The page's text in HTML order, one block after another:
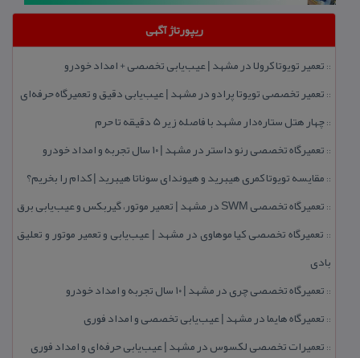
ریپورتاژ آگهی
:: تعمیر تویوتا كرولا در مشهد | عیب‌یابی تخصصی + امداد خودرو
:: تعمیر تخصصی تویوتا پرادو در مشهد | عیب‌یابی دقیق و تعمیرگاه حرفه‌ای
::چهار هتل‌ ستاره‌دار مشهد با فاصله زیر 5 دقیقه تا حرم
:: تعمیرگاه تخصصی رنو داستر در مشهد | ۱۰ سال تجربه و امداد خودرو
:: مقایسه تویوتا كمری هیبرید و هیوندای سوناتا هیبرید | كدام را بخریم؟
:: تعمیرگاه تخصصی SWM در مشهد | تعمیر موتور، گیربكس و عیب‌یابی برق
:: تعمیرگاه تخصصی كیا موهاوی در مشهد | عیب‌یابی و تعمیر موتور و تعلیق
بادی
:: تعمیرگاه تخصصی چری در مشهد | ۱۰ سال تجربه و امداد خودرو
:: تعمیرگاه هایما در مشهد | عیب‌یابی تخصصی و امداد فوری
:: تعمیرات تخصصی لكسوس در مشهد | عیب‌یابی حرفه‌ای و امداد فوری